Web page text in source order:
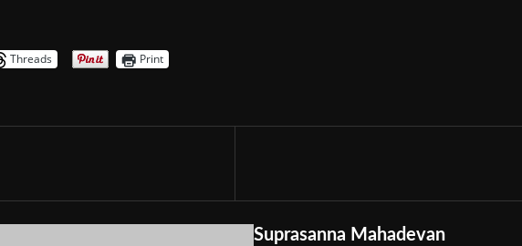
Threads Print
Suprasanna Mahadevan